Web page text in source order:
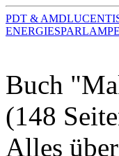
PDT & AMD
Buch
(148
Alles